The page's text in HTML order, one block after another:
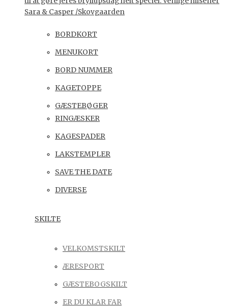
Sara & Casper /Skovgaarden
BORDKORT
MENUKORT
BORD NUMMER
KAGETOPPE
GÆSTEBØGER
RINGÆSKER
KAGESPADER
LAKSTEMPLER
SAVE THE DATE
DIVERSE
SKILTE
VELKOMSTSKILT
ÆRESPORT
GÆSTEBOGSKILT
ER DU KLAR FAR